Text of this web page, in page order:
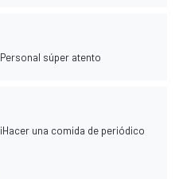
Personal súper atento
¡Hacer una comida de periódico